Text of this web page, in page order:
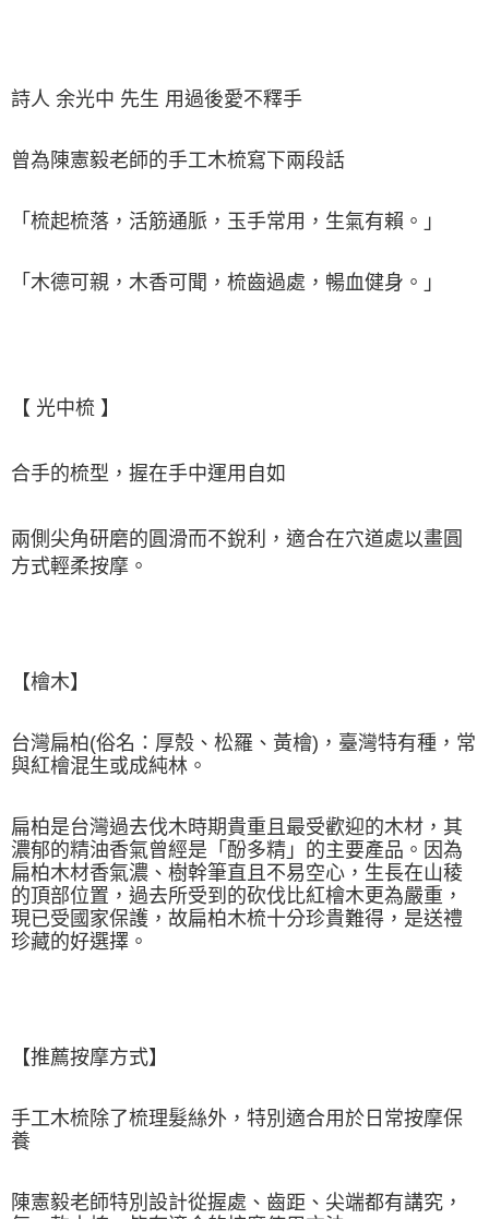
詩人 余光中 先生 用過後愛不釋手
曾為陳憲毅老師的手工木梳寫下兩段話
「梳起梳落，活筋通脈，玉手常用，生氣有賴。」
「木德可親，木香可聞，梳齒過處，暢血健身。」
【 光中梳 】
合手的梳型，握在手中運用自如
兩側尖角研磨的圓滑而不銳利，適合在穴道處以畫圓
方式輕柔按摩 。
【檜木】
台灣扁柏(俗名：厚殼、松羅、黃檜)，臺灣特有種，常
與紅檜混生或成純林。
扁柏是台灣過去伐木時期貴重且最受歡迎的木材，其
濃郁的精油香氣曾經是「酚多精」的主要產品。因為
扁柏木材香氣濃、樹幹筆直且不易空心，生長在山稜
的頂部位置，過去所受到的砍伐比紅檜木更為嚴重，
現已受國家保護，故扁柏木梳十分珍貴難得，是送禮
珍藏的好選擇。
【推薦按摩方式】
手工木梳除了梳理髮絲外，特別適合用於日常按摩保
養
陳憲毅老師特別設計從握處、齒距、尖端都有講究，